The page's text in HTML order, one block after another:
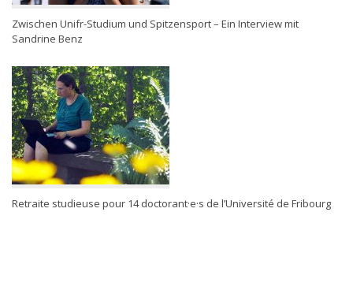
Zwischen Unifr-Studium und Spitzensport – Ein Interview mit
Sandrine Benz
Retraite studieuse pour 14 doctorant·e·s de l’Université de Fribourg